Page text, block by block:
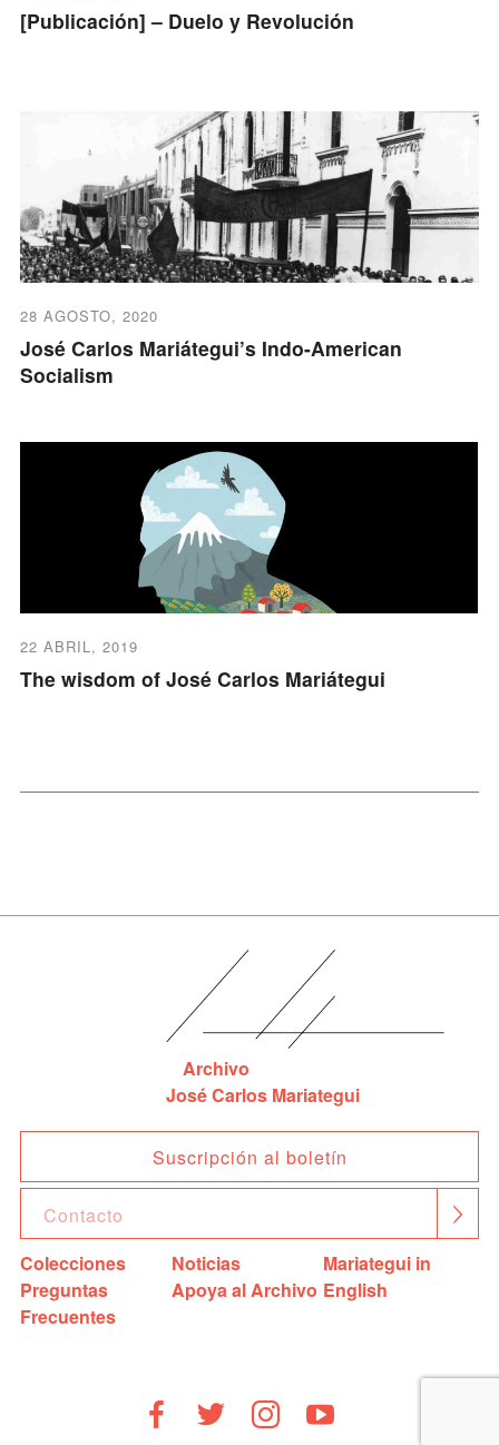
[Publicación] – Duelo y Revolución
28 AGOSTO, 2020
José Carlos Mariátegui’s Indo-American
Socialism
22 ABRIL, 2019
The wisdom of José Carlos Mariátegui
Archivo
José Carlos Mariategui
Suscripción al boletín
Colecciones
Preguntas
Frecuentes
Noticias
Apoya al Archivo
Mariategui in
English